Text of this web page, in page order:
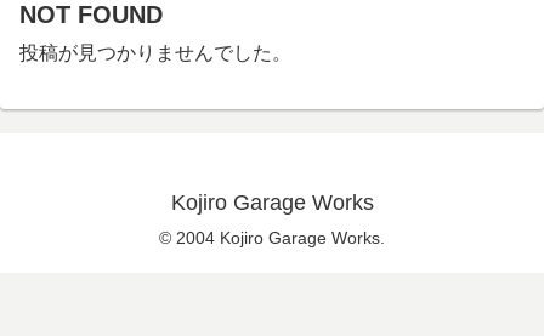
NOT FOUND
投稿が見つかりませんでした。
Kojiro Garage Works
© 2004 Kojiro Garage Works.